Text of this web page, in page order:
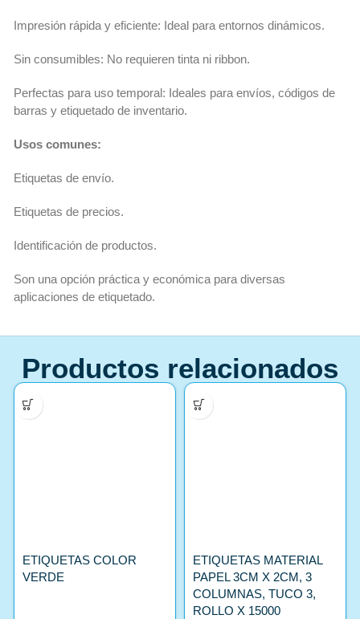
Impresión rápida y eficiente: Ideal para entornos dinámicos.
Sin consumibles: No requieren tinta ni ribbon.
Perfectas para uso temporal: Ideales para envíos, códigos de
barras y etiquetado de inventario.
Usos comunes:
Etiquetas de envío.
Etiquetas de precios.
Identificación de productos.
Son una opción práctica y económica para diversas
aplicaciones de etiquetado.
Productos relacionados
ETIQUETAS COLOR
VERDE
ETIQUETAS MATERIAL
PAPEL 3CM X 2CM, 3
COLUMNAS, TUCO 3,
ROLLO X 15000